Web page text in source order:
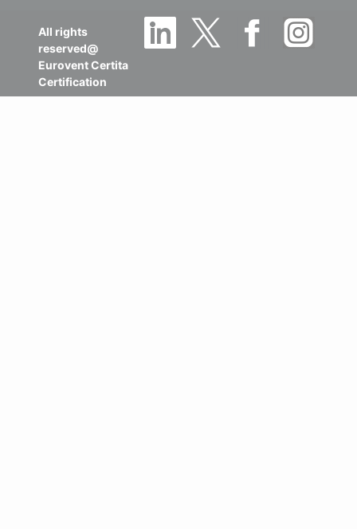
All rights
reserved@
Eurovent Certita
Certification